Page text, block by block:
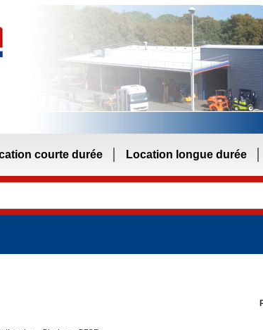
courte durée Location longue durée